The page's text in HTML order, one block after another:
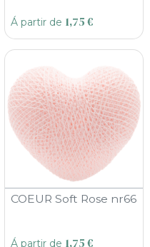
Á partir de 1,75€
COEUR Soft Rose nr66
Á partir de 1,75€